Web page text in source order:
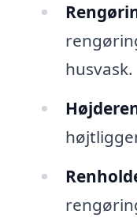
husvask.